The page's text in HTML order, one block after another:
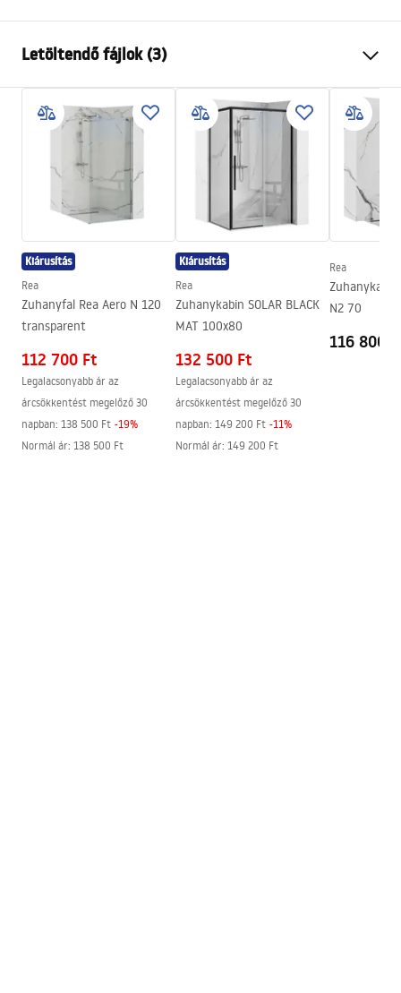
Anyag
Csaptelep típusa
Egykaros
Felszerelés
Falba süllyesztett
Magasságállítás
Igen
Kádkifolyó
Nyomásszabályozás
Igen
Bevonási technológia
PVD
Garancia
Letöltendő fájlok (3)
Biztonsági információk
Safety_Information_Shower_set.pdf
Garanciális feltételek
Warranty_Terms_and_Conditions_Faucets_-_5.pdf
Összeszerelési útmutató
shower_set.pdf
Kiárusítás
Rea
Zuhanyfal Rea Aero N 120
transparent
112 700 Ft
Legalacsonyabb ár az
árcsökkentést megelőző 30
napban: 138 500 Ft -19%
Normál ár: 138 500 Ft
Kiárusítás
Rea
Zuhanykabin SOLAR BLACK
MAT 100x80
132 500 Ft
Legalacsonyabb ár az
árcsökkentést megelőző 30
napban: 149 200 Ft -11%
Normál ár: 149 200 Ft
Rea
Zuhanykabin
N2 70
116 800